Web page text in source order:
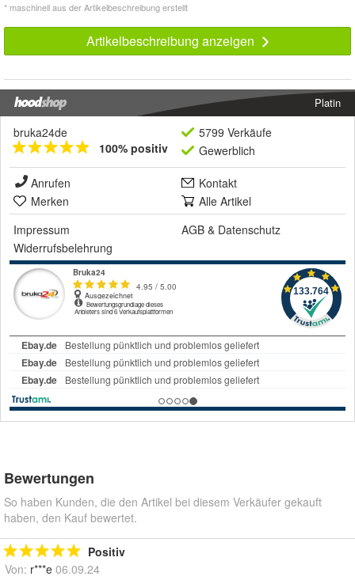
* maschinell aus der Artikelbeschreibung erstellt
Artikelbeschreibung anzeigen
Platin
bruka24de
100% positiv
5799 Verkäufe
Gewerblich
Anrufen
Kontakt
Merken
Alle Artikel
Impressum
AGB & Datenschutz
Widerrufsbelehrung
Bewertungen
So haben Kunden, die den Artikel bei diesem Verkäufer gekauft
haben, den Kauf bewertet.
Positiv
Von: r***e 06.09.24